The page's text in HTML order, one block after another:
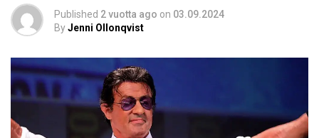
Published 2 vuotta ago on 03.09.2024
ByJenni Ollonqvist